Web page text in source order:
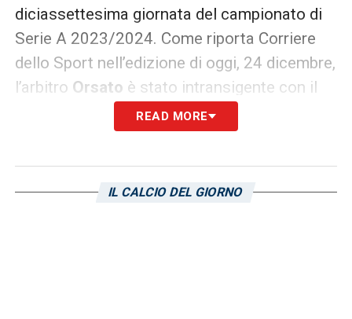
diciassettesima giornata del campionato di
Serie A 2023/2024. Come riporta Corriere
dello Sport nell’edizione di oggi, 24 dicembre,
l’arbitro Orsato è stato intransigente con il
centrocampista rossoblùMakoumbou
espulso per doppia ammonizione, ma è stato
READ MORE
IL CALCIO DEL GIORNO